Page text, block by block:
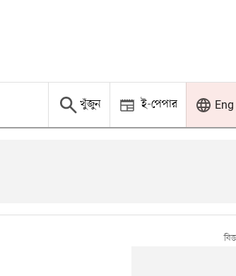
খুঁজুন ই-পেপার Eng